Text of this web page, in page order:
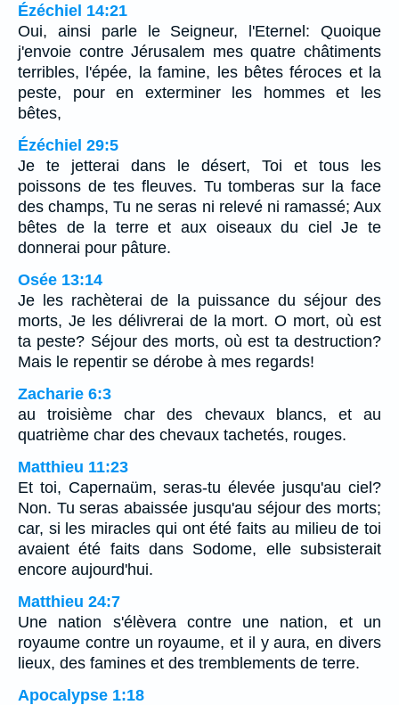
Ézéchiel 14:21
Oui, ainsi parle le Seigneur, l'Eternel: Quoique
j'envoie contre Jérusalem mes quatre châtiments
terribles, l'épée, la famine, les bêtes féroces et la
peste, pour en exterminer les hommes et les
bêtes,
Ézéchiel 29:5
Je te jetterai dans le désert, Toi et tous les
poissons de tes fleuves. Tu tomberas sur la face
des champs, Tu ne seras ni relevé ni ramassé; Aux
bêtes de la terre et aux oiseaux du ciel Je te
donnerai pour pâture.
Osée 13:14
Je les rachèterai de la puissance du séjour des
morts, Je les délivrerai de la mort. O mort, où est
ta peste? Séjour des morts, où est ta destruction?
Mais le repentir se dérobe à mes regards!
Zacharie 6:3
au troisième char des chevaux blancs, et au
quatrième char des chevaux tachetés, rouges.
Matthieu 11:23
Et toi, Capernaüm, seras-tu élevée jusqu'au ciel?
Non. Tu seras abaissée jusqu'au séjour des morts;
car, si les miracles qui ont été faits au milieu de toi
avaient été faits dans Sodome, elle subsisterait
encore aujourd'hui.
Matthieu 24:7
Une nation s'élèvera contre une nation, et un
royaume contre un royaume, et il y aura, en divers
lieux, des famines et des tremblements de terre.
Apocalypse 1:18